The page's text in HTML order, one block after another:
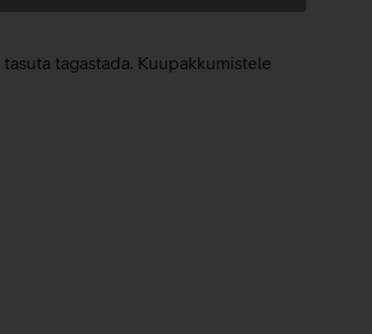
tasuta tagastada. Kuupakkumistele